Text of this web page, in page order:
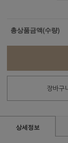
총상품금액(수량)
장바구
상세정보